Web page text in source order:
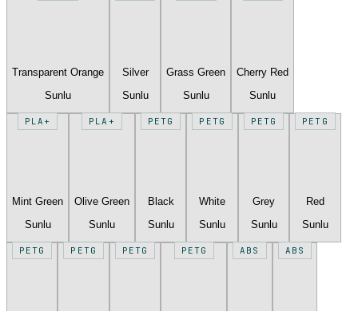
Transparent Orange
Sunlu
Silver
Sunlu
Grass Green
Sunlu
Cherry Red
Sunlu
PLA+
Mint Green
Sunlu
PLA+
Olive Green
Sunlu
PETG
Black
Sunlu
PETG
White
Sunlu
PETG
Grey
Sunlu
PETG
Red
Sunlu
PETG PETG PETG PETG ABS ABS